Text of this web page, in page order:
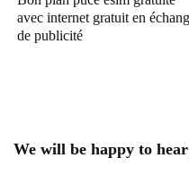
avec internet gratuit en
de publicité
We will be happy to